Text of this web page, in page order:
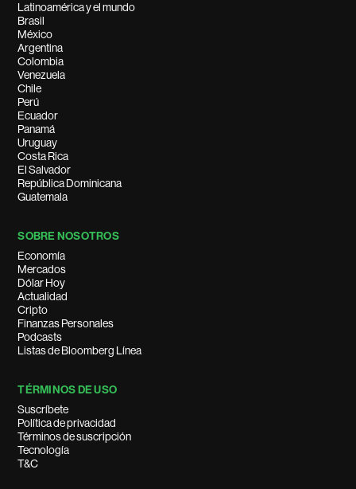
Latinoamérica y el mundo
Brasil
México
Argentina
Colombia
Venezuela
Chile
Perú
Ecuador
Panamá
Uruguay
Costa Rica
El Salvador
República Dominicana
Guatemala
SOBRE NOSOTROS
Economía
Mercados
Dólar Hoy
Actualidad
Cripto
Finanzas Personales
Podcasts
Listas de Bloomberg Línea
TÉRMINOS DE USO
Suscríbete
Política de privacidad
Términos de suscripción
Tecnología
T&C